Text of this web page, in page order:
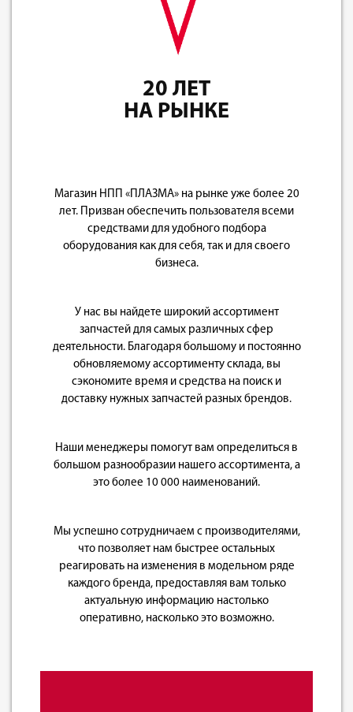
20 ЛЕТ
НА РЫНКЕ
Магазин НПП «ПЛАЗМА» на рынке уже более 20
лет. Призван обеспечить пользователя всеми
средствами для удобного подбора
оборудования как для себя, так и для своего
бизнеса.
У нас вы найдете широкий ассортимент
запчастей для самых различных сфер
деятельности. Благодаря большому и постоянно
обновляемому ассортименту склада, вы
сэкономите время и средства на поиск и
доставку нужных запчастей разных брендов.
Наши менеджеры помогут вам определиться в
большом разнообразии нашего ассортимента, а
это более 10 000 наименований.
Мы успешно сотрудничаем с производителями,
что позволяет нам быстрее остальных
реагировать на изменения в модельном ряде
каждого бренда, предоставляя вам только
актуальную информацию настолько
оперативно, насколько это возможно.